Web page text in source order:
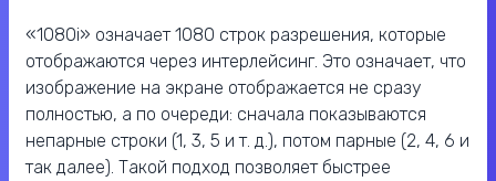
«1080i» означает 1080 строк разрешения, которые
отображаются через интерлейсинг. Это означает, что
изображение на экране отображается не сразу
полностью, а по очереди: сначала показываются
непарные строки (1, 3, 5 и т. д.), потом парные (2, 4, 6 и
так далее). Такой подход позволяет быстрее